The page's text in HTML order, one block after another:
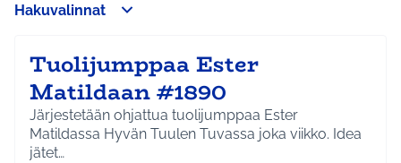
Hakuvalinnat
Tuolijumppaa Ester
Matildaan #1890
Järjestetään ohjattua tuolijumppaa Ester
Matildassa Hyvän Tuulen Tuvassa joka viikko. Idea
jätet…